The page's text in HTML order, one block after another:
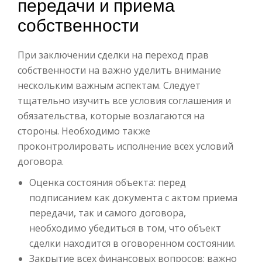
передачи и приема
собственности
При заключении сделки на переход прав
собственности на важно уделить внимание
нескольким важным аспектам. Следует
тщательно изучить все условия соглашения и
обязательства, которые возлагаются на
стороны. Необходимо также
проконтролировать исполнение всех условий
договора.
Оценка состояния объекта: перед
подписанием как документа с актом приема
передачи, так и самого договора,
необходимо убедиться в том, что объект
сделки находится в оговоренном состоянии.
Закрытие всех финансовых вопросов: важно